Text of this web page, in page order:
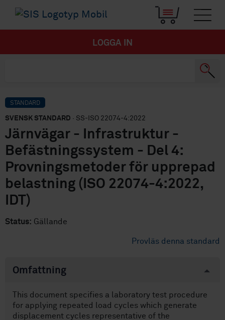
LOGGA IN
STANDARD
SVENSK STANDARD · SS-ISO 22074-4:2022
Järnvägar - Infrastruktur -
Befästningssystem - Del 4:
Provningsmetoder för upprepad
belastning (ISO 22074-4:2022,
IDT)
Status: Gällande
Provläs denna standard
Omfattning
This document specifies a laboratory test procedure
for applying repeated load cycles which generate
displacement cycles representative of the